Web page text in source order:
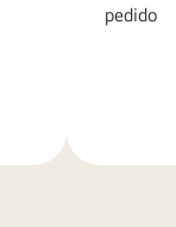
pedido